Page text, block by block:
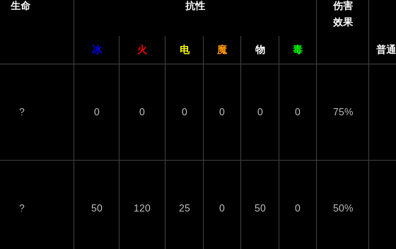
生命 抗性
伤害
效果
冰 火 电 魔 物 毒 普通
? 0 0 0 0 0 0 75%
? 50 120 25 0 50 0 50%